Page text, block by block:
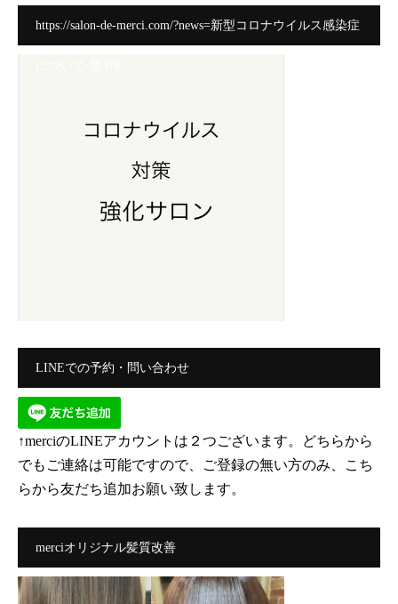
https://salon-de-merci.com/?news=新型コロナウイルス感染症
LINEでの予約・問い合わせ
↑merciのLINEアカウントは２つございます。どちらから
でもご連絡は可能ですので、ご登録の無い方のみ、こち
らから友だち追加お願い致します。
merciオリジナル髪質改善